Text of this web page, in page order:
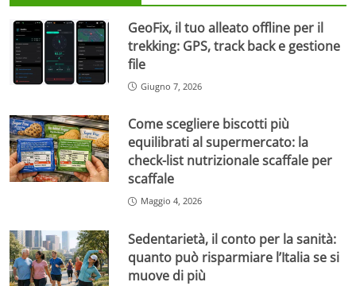
GeoFix, il tuo alleato offline per il
trekking: GPS, track back e gestione
file
Giugno 7, 2026
Come scegliere biscotti più
equilibrati al supermercato: la
check-list nutrizionale scaffale per
scaffale
Maggio 4, 2026
Sedentarietà, il conto per la sanità:
quanto può risparmiare l’Italia se si
muove di più